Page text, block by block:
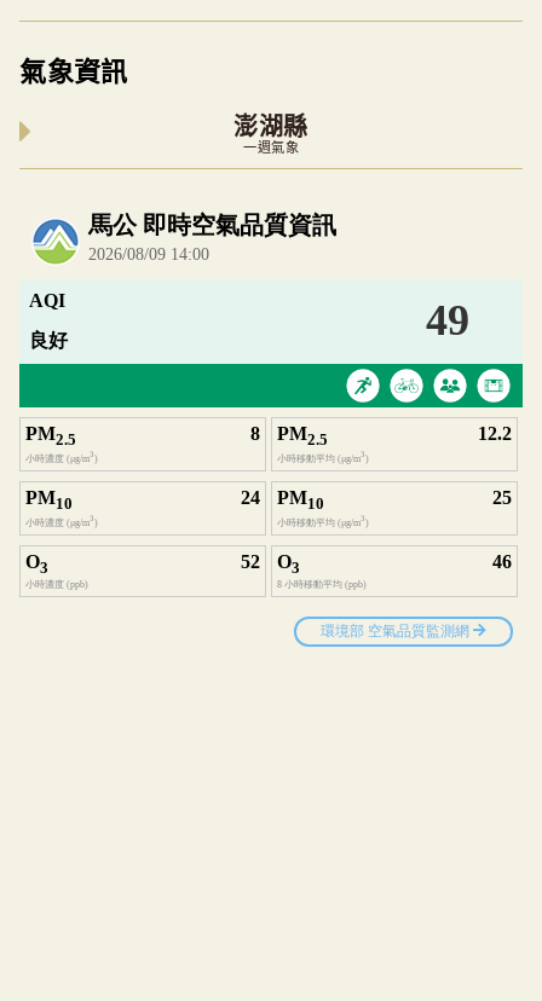
氣象資訊
澎湖縣
一週氣象
內嵌空氣品質小工具為視覺預覽，完整即時空